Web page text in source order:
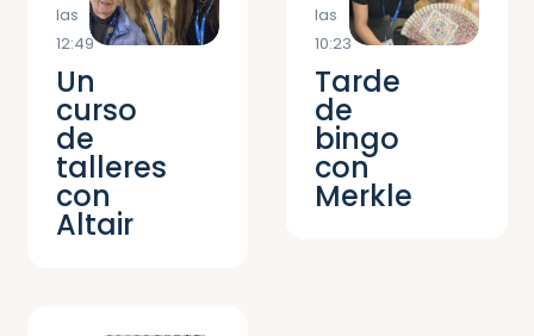
las
12:49
Un
curso
de
talleres
con
Altair
las
10:23
Tarde
de
bingo
con
Merkle